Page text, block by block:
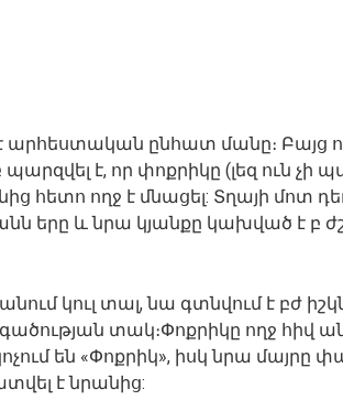
է արհեստական ընհատ մանը։ Բայց
է, որ փոքրիկը (լեզ ուն
հետո ողջ է մնացել: Տղայի մոտ
երը և նրա կյանքը կախված է բ
կուլ տալ, նա գտնվում է բժ
տակ։Փոքրիկը ողջ հիվ
են «Փոքրիկ», իսկ նրա մայրը
է նրանից: